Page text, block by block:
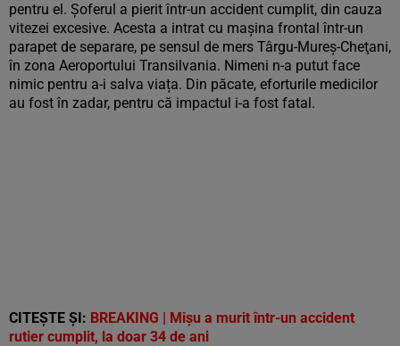
pentru el. Șoferul a pierit într-un accident cumplit, din cauza
vitezei excesive. Acesta a intrat cu mașina frontal într-un
parapet de separare, pe sensul de mers Târgu-Mureş-Cheţani,
în zona Aeroportului Transilvania. Nimeni n-a putut face
nimic pentru a-i salva viața. Din păcate, eforturile medicilor
au fost în zadar, pentru că impactul i-a fost fatal.
CITEȘTE ȘI: BREAKING | Mișu a murit într-un accident
rutier cumplit, la doar 34 de ani